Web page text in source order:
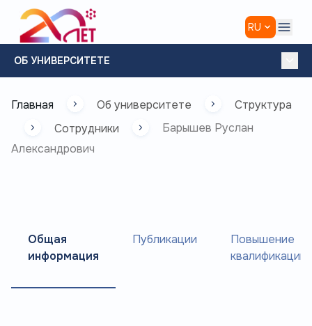
ОБ УНИВЕРСИТЕТЕ
RU
,
Главная Об университете
Структура
Сотрудники
Барышев Руслан
Александрович
Общая
информация
Публикации
Повышение
квалификации